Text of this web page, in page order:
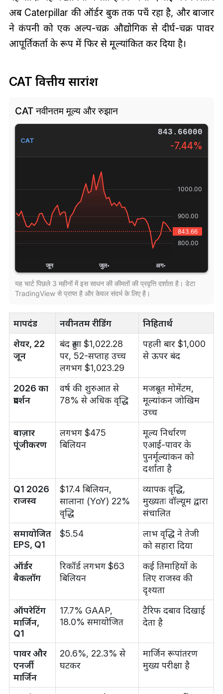
अब Caterpillar की ऑर्डर बुक तक पहुँच रहा है, और बाजार
ने कंपनी को एक अल्प-चक्र औद्योगिक से दीर्घ-चक्र पावर
आपूर्तिकर्ता के रूप में फिर से मूल्यांकित कर दिया है।
CAT वित्तीय सारांश
CAT नवीनतम मूल्य और रुझान
CAT
843.66000
-7.44%
यह चार्ट पिछले 3 महीनों में इस साधन की कीमतों की प्रवृत्ति दर्शाता है। डेटा
TradingView से प्राप्त है और केवल संदर्भ के लिए है।
मापदंड नवीनतम रीडिंग
निहितार्थ
शेयर, 22
जून
बंद हुआ $1,022.28
पर, 52-सप्ताह उच्च
लगभग $1,023.29
पहली बार $1,000
से ऊपर बंद
2026 का
प्रदर्शन
वर्ष की शुरुआत से
78% से अधिक वृद्धि
मजबूत मोमेंटम,
मूल्यांकन जोखिम
उच्च
बाज़ार
पूंजीकरण
लगभग $475
बिलियन
मूल्य निर्धारण
एआई-पावर के
पुनर्मूल्यांकन को
दर्शाता है
Q1 2026
राजस्व
$17.4 बिलियन,
सालाना (YoY) 22%
वृद्धि
व्यापक वृद्धि,
मुख्यतः वॉल्यूम द्वारा
संचालित
समायोजित
EPS, Q1
$5.54
लाभ वृद्धि ने तेजी
को सहारा दिया
ऑर्डर
बैकलॉग
रिकॉर्ड लगभग $63
बिलियन
कई तिमाहियों के
लिए राजस्व की
दृश्यता
ऑपरेटिंग
मार्जिन,
Q1
17.7% GAAP,
18.0% समायोजित
टैरिफ दबाव दिखाई
देता है
पावर और
एनर्जी
मार्जिन
20.6%, 22.3% से
घटकर
मार्जिन रूपांतरण
मुख्य परीक्षा है